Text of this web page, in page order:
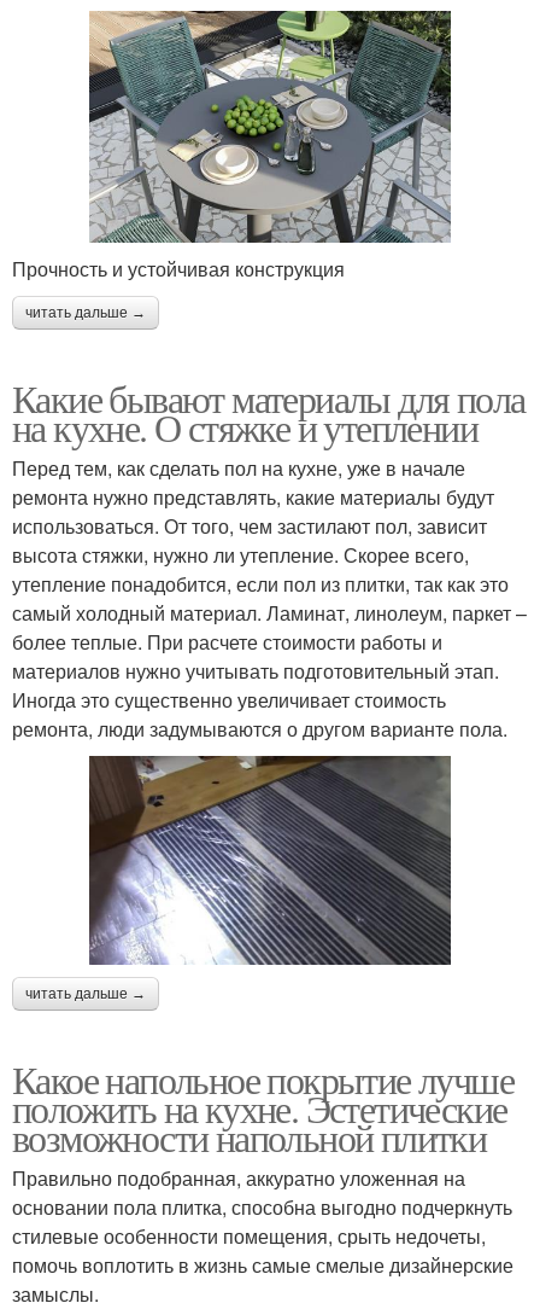
Прочность и устойчивая конструкция
читать дальше →
Какие бывают материалы для пола
на кухне. О стяжке и утеплении
Перед тем, как сделать пол на кухне, уже в начале
ремонта нужно представлять, какие материалы будут
использоваться. От того, чем застилают пол, зависит
высота стяжки, нужно ли утепление. Скорее всего,
утепление понадобится, если пол из плитки, так как это
самый холодный материал. Ламинат, линолеум, паркет –
более теплые. При расчете стоимости работы и
материалов нужно учитывать подготовительный этап.
Иногда это существенно увеличивает стоимость
ремонта, люди задумываются о другом варианте пола.
читать дальше →
Какое напольное покрытие лучше
положить на кухне. Эстетические
возможности напольной плитки
Правильно подобранная, аккуратно уложенная на
основании пола плитка, способна выгодно подчеркнуть
стилевые особенности помещения, срыть недочеты,
помочь воплотить в жизнь самые смелые дизайнерские
замыслы.